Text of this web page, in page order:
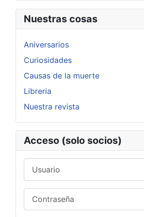
Nuestras cosas
Aniversarios
Curiosidades
Causas de la muerte
Libreria
Nuestra revista
Acceso (solo socios)